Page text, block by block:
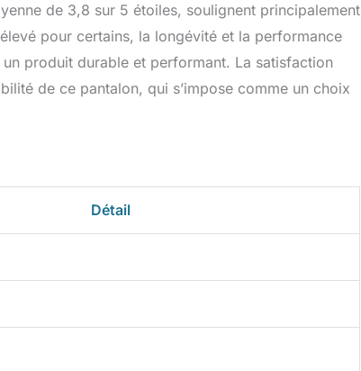
de 3,8 sur 5 étoiles, soulignent principalement
pour certains, la longévité et la performance
produit durable et performant. La satisfaction
de ce pantalon, qui s’impose comme un choix
Détail